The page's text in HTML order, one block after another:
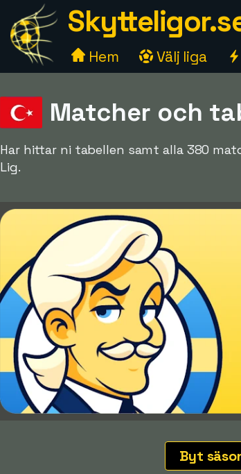
Hem Välj liga
Matcher och
Har hittar ni tabellen samt alla 380
Lig.
Byt